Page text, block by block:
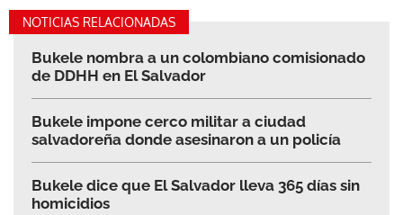
NOTICIAS RELACIONADAS
Bukele nombra a un colombiano comisionado
de DDHH en El Salvador
Bukele impone cerco militar a ciudad
salvadoreña donde asesinaron a un policía
Bukele dice que El Salvador lleva 365 días sin
homicidios